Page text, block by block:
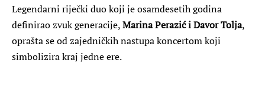
Legendarni riječki duo koji je osamdesetih godina
definirao zvuk generacije,Marina Perazić i Davor Tolja,
oprašta se od zajedničkih nastupa koncertom koji
simbolizira kraj jedne ere.